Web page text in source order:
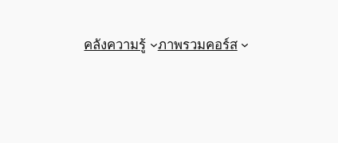
คลังความรู้ ภาพรวมคอร์ส